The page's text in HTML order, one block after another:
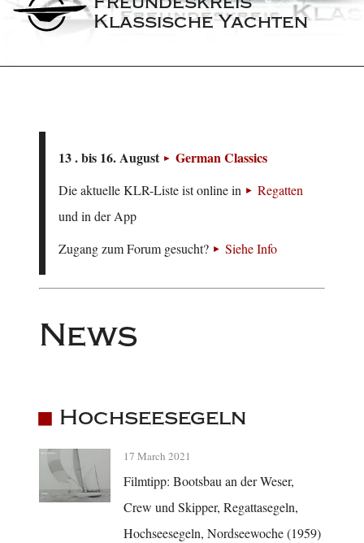
Klassische Yachten
13 . bis 16. August German Classics
Die aktuelle KLR-Liste ist online in
Regatten
und in der App
Zugang zum Forum gesucht?
Siehe Info
News
Hochseesegeln
17 March 2021
Filmtipp: Bootsbau an der Weser,
Crew und Skipper, Regattasegeln,
Hochseesegeln, Nordseewoche (1959)